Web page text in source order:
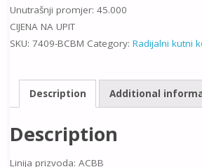
Unutrašnji promjer: 45.000
CIJENA NA UPIT
SKU: 7409-BCBM Category: Radijalni kutni
Description Additional
Description
Linija prizvoda: ACBB